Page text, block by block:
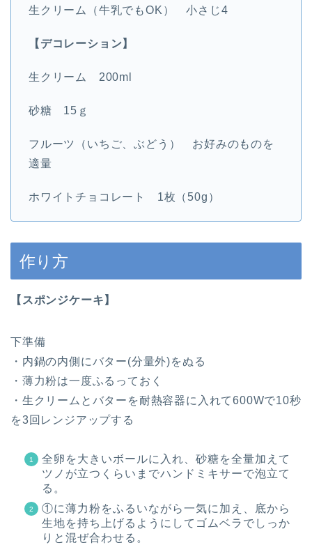
生クリーム（牛乳でもOK） 小さじ4
【デコレーション】
生クリーム 200ml
砂糖 15ｇ
フルーツ（いちご、ぶどう） お好みのものを
適量
ホワイトチョコレート 1枚（50g）
作り方
【スポンジケーキ】
下準備
・内鍋の内側にバター(分量外)をぬる
・薄力粉は一度ふるっておく
・生クリームとバターを耐熱容器に入れて600Wで10秒
を3回レンジアップする
全卵を大きいボールに入れ、砂糖を全量加えて
ツノが立つくらいまでハンドミキサーで泡立て
る。
①に薄力粉をふるいながら一気に加え、底から
生地を持ち上げるようにしてゴムベラでしっか
りと混ぜ合わせる。